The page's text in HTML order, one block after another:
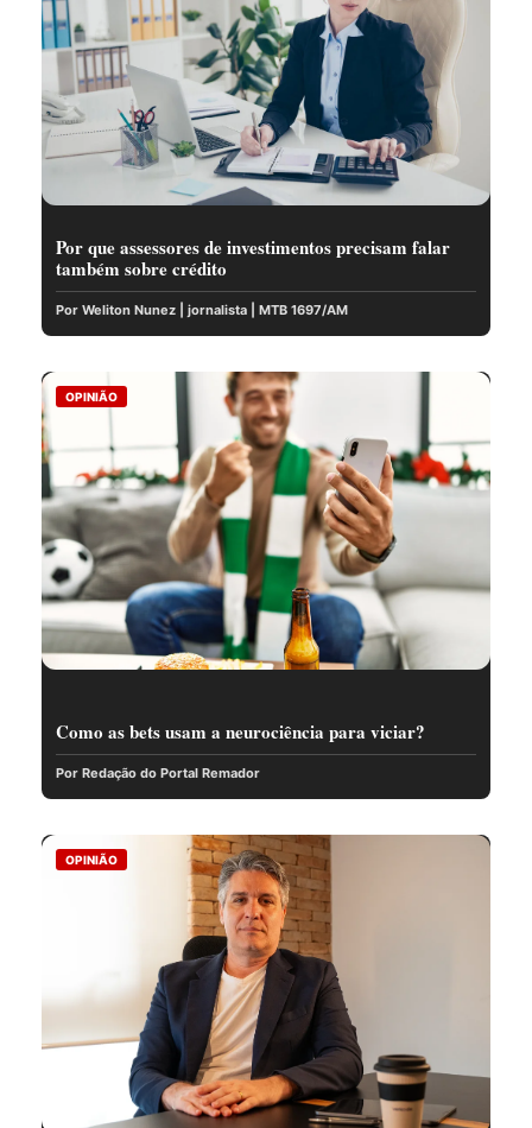
Por que assessores de investimentos precisam falar
também sobre crédito
Por Weliton Nunez | jornalista | MTB 1697/AM
OPINIÃO
Como as bets usam a neurociência para viciar?
Por Redação do Portal Remador
OPINIÃO